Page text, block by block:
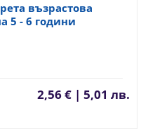
възрастова
5 - 6 години
2,56 € | 5,01 лв.